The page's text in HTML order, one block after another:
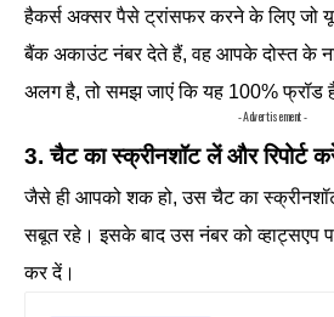
हैकर्स अक्सर पैसे ट्रांसफर करने के लिए जो
बैंक अकाउंट नंबर देते हैं, वह आपके दोस्त के
अलग है, तो समझ जाएं कि यह 100% फ्रॉड
- Advertisement -
3. चैट का स्क्रीनशॉट लें और रिपोर्ट
जैसे ही आपको शक हो, उस चैट का
सबूत रहे। इसके बाद उस नंबर को व्हाट्सएप
कर दें।